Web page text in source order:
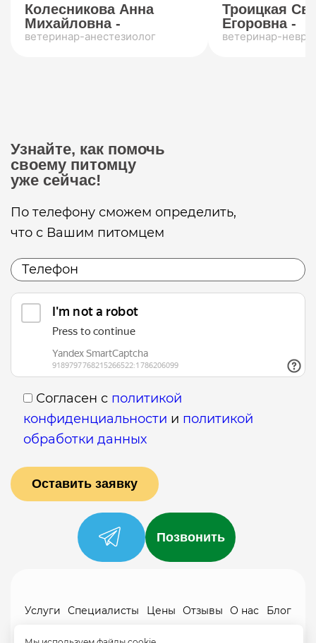
Колесникова Анна
Михайловна -
ветеринар-анестезиолог
Троицкая
Егоровна -
ветеринар-
Узнайте, как помочь
своему питомцу
уже сейчас!
По телефону сможем определить,
что с Вашим питомцем
Согласен с политикой
конфиденциальности и политикой
обработки данных
Позвонить
Услуги Специалисты Цены Отзывы О нас
Блог